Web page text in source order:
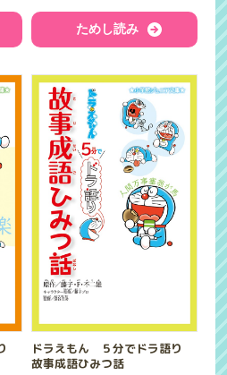
ためし読み
ドラえもん ５分でドラ語り
故事成語ひみつ話